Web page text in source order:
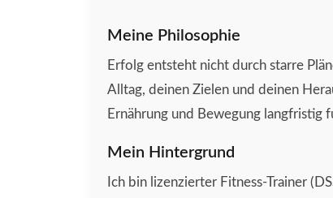
Meine Philosophie
Erfolg entsteht nicht durch starre
Alltag, deinen Zielen und deinen
Ernährung und Bewegung langfristig
Mein Hintergrund
Ich bin lizenzierter Fitness-Trainer